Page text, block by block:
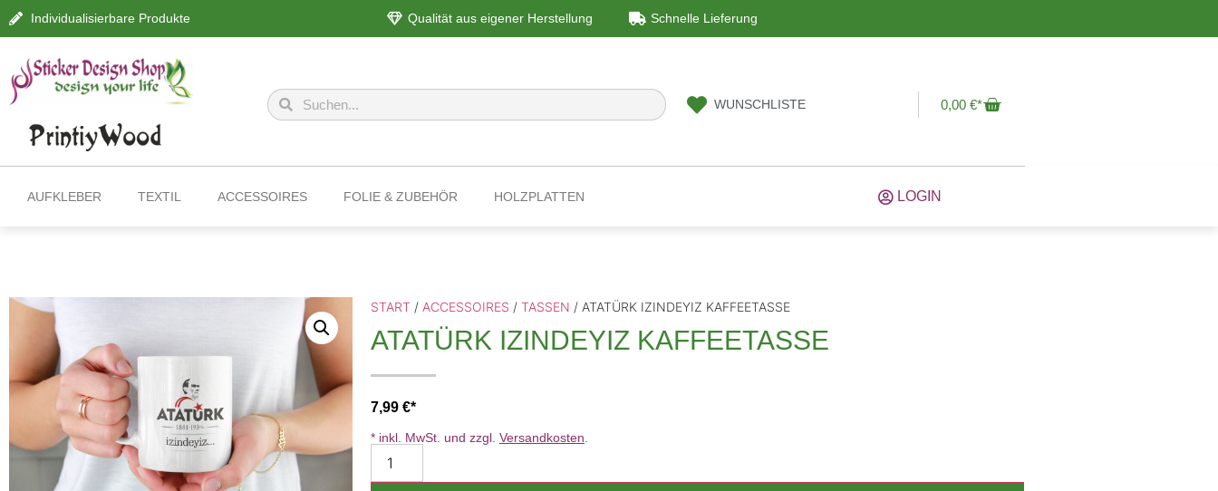
Individualisierbare Produkte Qualität aus eigener Herstellung Schnelle Lieferung
WUNSCHLISTE 0,00€
AUFKLEBER TEXTIL ACCESSOIRES FOLIE & ZUBEHÖR HOLZPLATTEN LOGIN
START / ACCESSOIRES / TASSEN / ATATÜRK IZINDEYIZ KAFFEETASSE
ATATÜRK IZINDEYIZ KAFFEETASSE
7,99 €
* inkl. MwSt. und zzgl. Versandkosten.